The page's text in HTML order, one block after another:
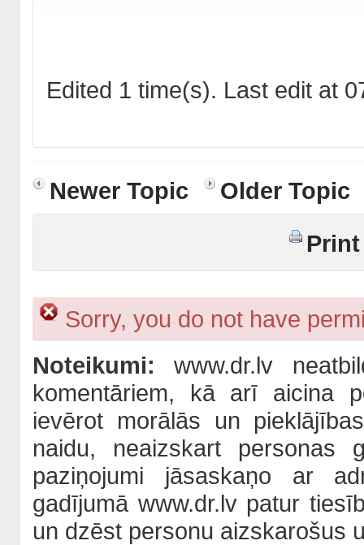
Edited 1 time(s). Last edit at
Newer Topic
Older Topic
Sorry, you do not have
Noteikumi:www.dr.lv
komentāriem, kā arī aicina
ievērot morālās un
naidu, neaizskart personas
paziņojumi jāsaskaņo ar
gadījumā www.dr.lv patur
un dzēst personu aizskarošus